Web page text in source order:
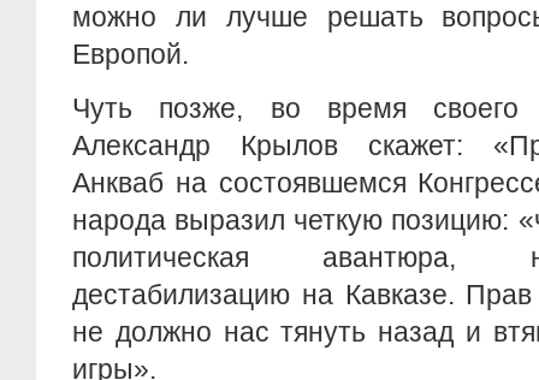
можно ли лучше решать
Европой.
Чуть позже, во время своего
Александр Крылов скажет:
Анкваб на состоявшемся
народа выразил четкую позицию:
политическая авантюра,
дестабилизацию на Кавказе.
не должно нас тянуть назад и
игры».